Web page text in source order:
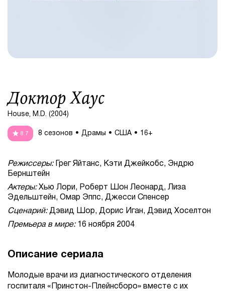
Доктор Хаус
House, M.D. (2004)
8.7 8 сезонов Драмы США 16+
Режиссеры:Грег Яйтанс, Кэти Джейкобс, Эндрю
Бернштейн
Актеры:Хью Лори, Роберт Шон Леонард, Лиза
Эдельштейн, Омар Эппс, Джесси Спенсер
Сценарий:Дэвид Шор, Дорис Иган, Дэвид Хоселтон
Премьера в мире:16 ноября 2004
Описание сериала
Молодые врачи из диагностического отделения
госпиталя «Принстон-Плейнсборо» вместе с их